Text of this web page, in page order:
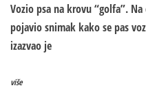
Vozio psa na krovu “golfa”.
pojavio snimak kako se pas
izazvao je
više